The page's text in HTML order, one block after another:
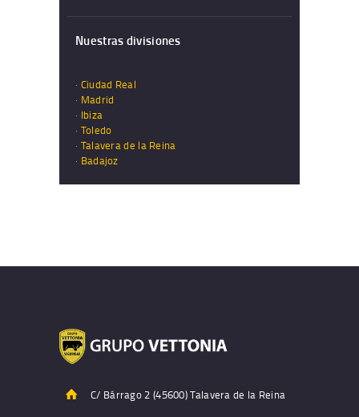
Nuestras divisiones
· Ciudad Real
· Madrid
· Ibiza
· Toledo
· Talavera de la Reina
· Badajoz
C/ Bárrago 2 (45600) Talavera de la Reina